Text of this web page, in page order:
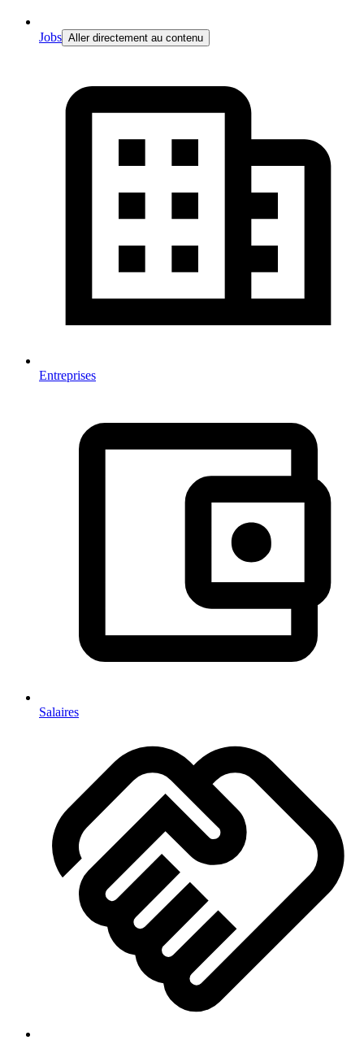
Jobs Aller directement au contenu
Entreprises
Salaires